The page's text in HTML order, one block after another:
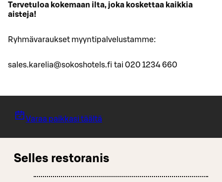
Tervetuloa kokemaan ilta, joka koskettaa kaikkia
aisteja!
Ryhmävaraukset myyntipalvelustamme:
sales.karelia@sokoshotels.fi tai 020 1234 660
Varaa paikkasi täältä
Selles restoranis